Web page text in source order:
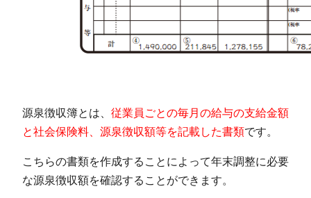
源泉徴収簿とは、 従業員ごとの毎月の給与の支給金額
と社会保険料、源泉徴収額等を記載した書類です。
こちらの書類を作成することによって年末調整に必要
な源泉徴収額を確認することができます。